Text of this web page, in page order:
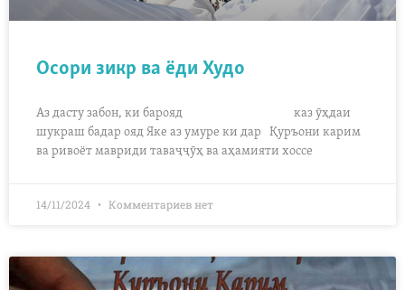
Осори зикр ва ёди Худо
Аз дасту забон, ки барояд каз ӯҳдаи
шукраш бадар ояд Яке аз умуре ки дар Қуръони карим
ва ривоёт мавриди таваҷҷӯҳ ва аҳамияти хоссе
14/11/2024 Комментариев нет